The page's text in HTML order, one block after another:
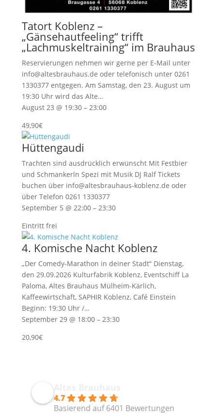
Tatort Koblenz –
„Gänsehautfeeling“ trifft
„Lachmuskeltraining“ im Brauhaus
Reservierungen nehmen wir gerne per E-Mail unter
info@altesbrauhaus.de oder telefonisch unter 0261
1330377 entgegen. Am Samstag, den 23. August um
19:30 Uhr wird das Alte…
August 23 @ 19:30 – 23:00
49,90€
Hüttengaudi
Trachten sind ausdrücklich erwünscht Mit Festbier
und Schmankerln Spezi mit Musik DJ Ralf Tickets
buchen über info@altesbrauhaus-koblenz.de oder
über Telefon 0261 1330377
September 5 @ 22:00 – 23:30
Eintritt frei
4. Komische Nacht Koblenz
„Der Comedy-Marathon in deiner Stadt“ Dienstag,
den 29.09.2026 Kulturfabrik Koblenz, Eventschiff La
Paloma, Altes Brauhaus Mülheim-Kärlich,
Kaffeewirtschaft, SAPHIR Koblenz, Café Einstein
Beginn: 19:30 Uhr /…
September 29 @ 18:00 – 23:30
20,90€
Altes Brauhaus
4.7
Basierend auf 6401 Bewertungen